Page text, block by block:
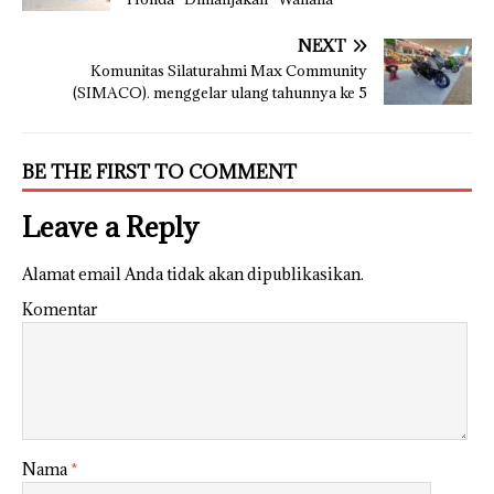
NEXT
Komunitas Silaturahmi Max Community
(SIMACO). menggelar ulang tahunnya ke 5
BE THE FIRST TO COMMENT
Leave a Reply
Alamat email Anda tidak akan dipublikasikan.
Komentar
Nama *